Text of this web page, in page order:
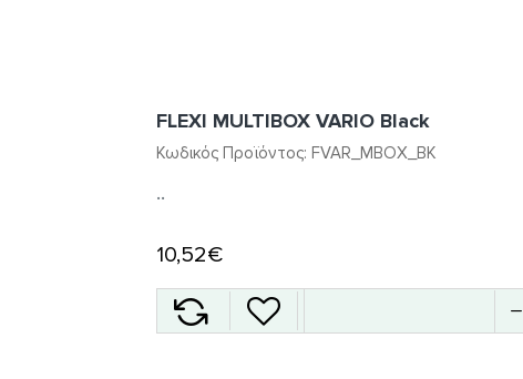
Κωδικός Προϊόντος: FVAR_MBOX_BK
FLEXI MULTIBOX VARIO Black
..
10,52€